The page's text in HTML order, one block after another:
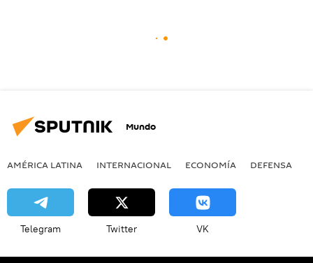
Mundo
AMÉRICA LATINA INTERNACIONAL ECONOMÍA DEFENSA
Telegram Twitter VK